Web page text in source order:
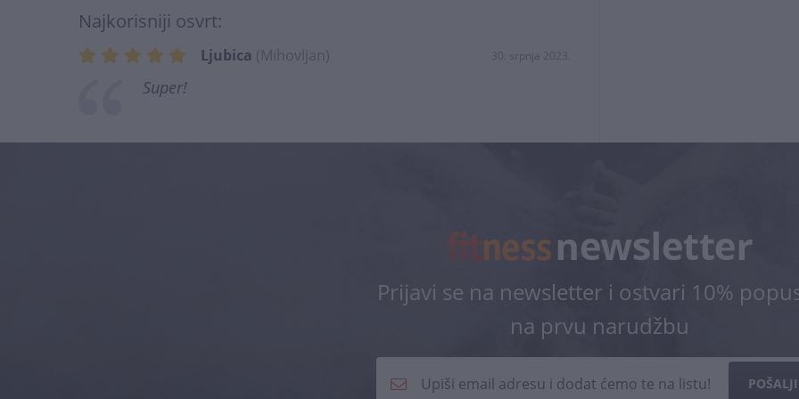
Najkorisniji osvrt:
Ljubica (Mihovljan) 30. srpnja 2023.
Super!
Prijavi se na newsletter i ostvari 10%
na prvu narudžbu
POŠALJI